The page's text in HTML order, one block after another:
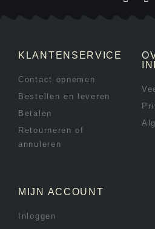
KLANTENSERVICE
Contact opnemen
Bestellen en leveren
Betalen
Retourneren of
annuleren
MIJN ACCOUNT
Inloggen